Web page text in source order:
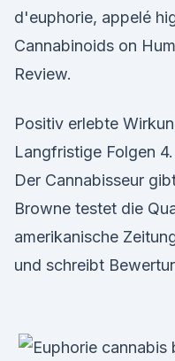
d'euphorie, appelé
Cannabinoids on
Review.
Positiv erlebte
Langfristige Folgen
Der Cannabisseur
Browne testet die
amerikanische
und schreibt